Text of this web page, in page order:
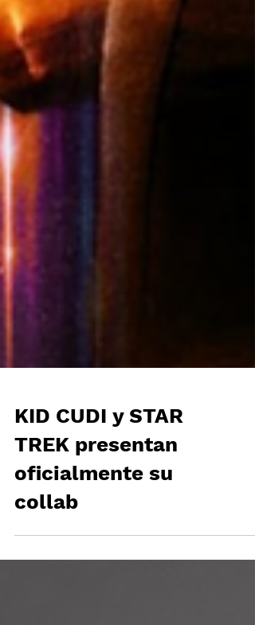
KID CUDI y STAR
TREK presentan
oficialmente su